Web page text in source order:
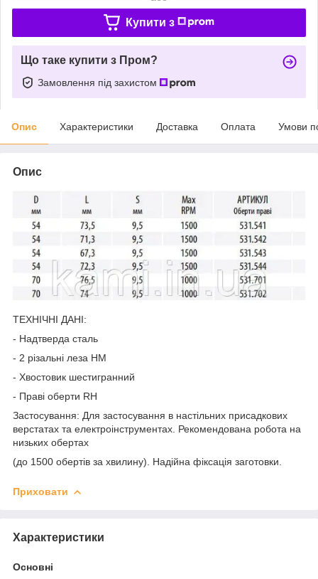
Купити з
Що таке купити з Пром?
Замовлення під захистом
Опис Характеристики Доставка Оплата Умови
Опис
ТЕХНІЧНІ ДАНІ:
- Надтверда сталь
- 2 різальні леза HM
- Хвостовик шестигранний
- Праві оберти RH
Застосування: Для застосування в настільних присадкових
верстатах та електроінструментах. Рекомендована робота на
низьких обертах
(до 1500 обертів за хвилину). Надійна фіксація заготовки.
Приховати
Характеристики
Основні